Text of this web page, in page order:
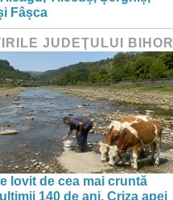
Fâșca
JUDEŢULUI BIHOR
lovit de cea mai cruntă
140 de ani. Criza apei